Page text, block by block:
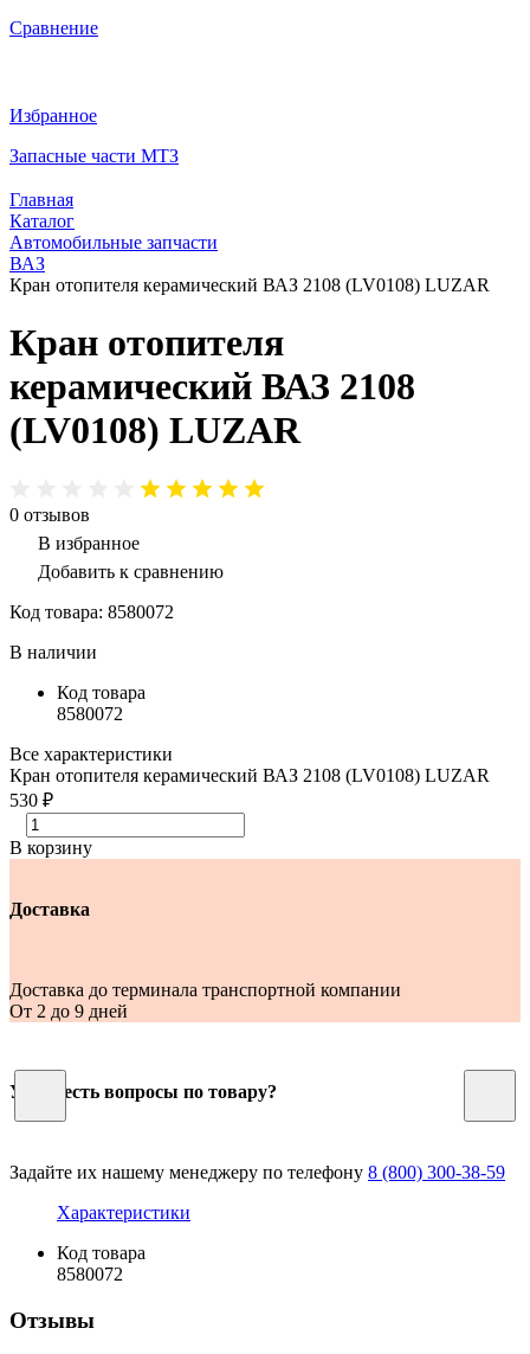
Сравнение
Избранное
Запасные части МТЗ
Главная
Каталог
Автомобильные запчасти
ВАЗ
Кран отопителя керамический ВАЗ 2108 (LV0108) LUZAR
Кран отопителя
керамический ВАЗ 2108
(LV0108) LUZAR
0 отзывов
В избранное
Добавить к сравнению
Код товара: 8580072
В наличии
Код товара
8580072
Все характеристики
Кран отопителя керамический ВАЗ 2108 (LV0108) LUZAR
530 ₽
В корзину
Доставка
Доставка до терминала транспортной компании
От 2 до 9 дней
У Вас есть вопросы по товару?
Задайте их нашему менеджеру по телефону 8 (800) 300-38-59
Характеристики
Код товара
8580072
Отзывы